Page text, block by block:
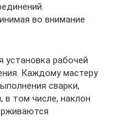
во внимание
установка рабочей
Каждому мастеру
сварки,
в том числе, наклон